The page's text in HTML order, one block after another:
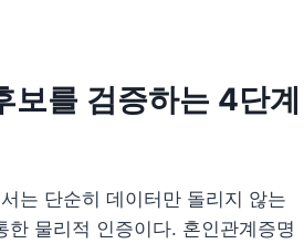
보를 검증하는 4단계
는 단순히 데이터만 돌리지 않는
물리적 인증이다. 혼인관계증명